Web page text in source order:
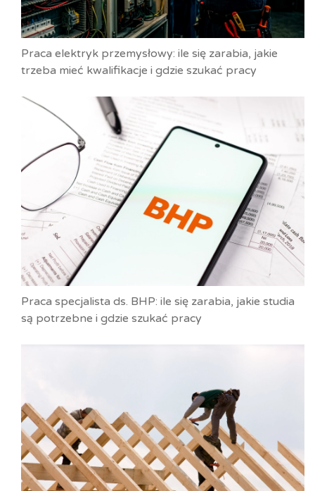
Praca elektryk przemysłowy: ile się zarabia, jakie
trzeba mieć kwalifikacje i gdzie szukać pracy
Praca specjalista ds. BHP: ile się zarabia, jakie studia
są potrzebne i gdzie szukać pracy